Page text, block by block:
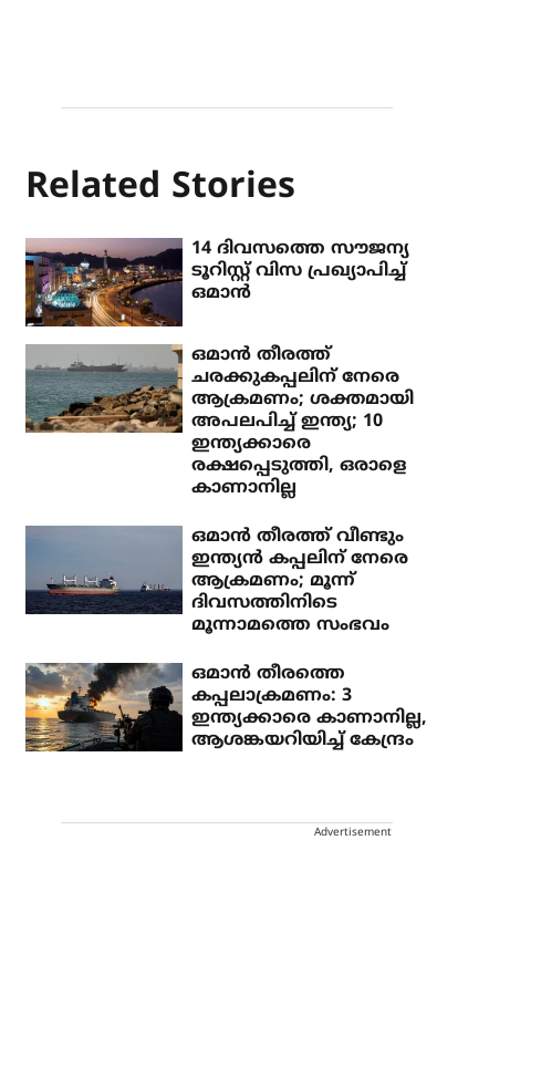
Related Stories
14 ദിവസത്തെ സൗജന്യ
ടൂറിസ്റ്റ് വിസ പ്രഖ്യാപിച്ച്
ഒമാന്‍
ഒമാൻ തീരത്ത്
ചരക്കുകപ്പലിന് നേരെ
ആക്രമണം; ശക്തമായി
അപലപിച്ച് ഇന്ത്യ; 10
ഇന്ത്യക്കാരെ
രക്ഷപ്പെടുത്തി, ഒരാളെ
കാണാനില്ല
ഒമാൻ തീരത്ത് വീണ്ടും
ഇന്ത്യൻ കപ്പലിന് നേരെ
ആക്രമണം; മൂന്ന്
ദിവസത്തിനിടെ
മൂന്നാമത്തെ സംഭവം
ഒമാന്‍ തീരത്തെ
കപ്പലാക്രമണം: 3
ഇന്ത്യക്കാരെ കാണാനില്ല,
ആശങ്കയറിയിച്ച് കേന്ദ്രം
Advertisement